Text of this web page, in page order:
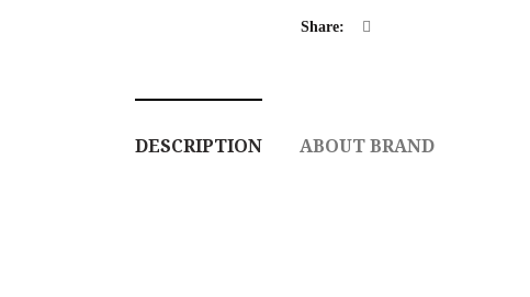
Share:
DESCRIPTION ABOUT BRAND